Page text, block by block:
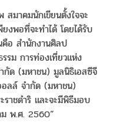
สมาคมนักเขียนตั้งใจจะ
งพอที่จะทำได้ โดยได้รับ
คือ สำนักงานศิลป
รม การท่องเที่ยวแห่ง
กัด (มหาชน) มูลนิธิเอสซีจี
ลล์ จำกัด (มหาชน)
าชดำริ และจะมีพิธีมอบ
พ.ศ. 2560”